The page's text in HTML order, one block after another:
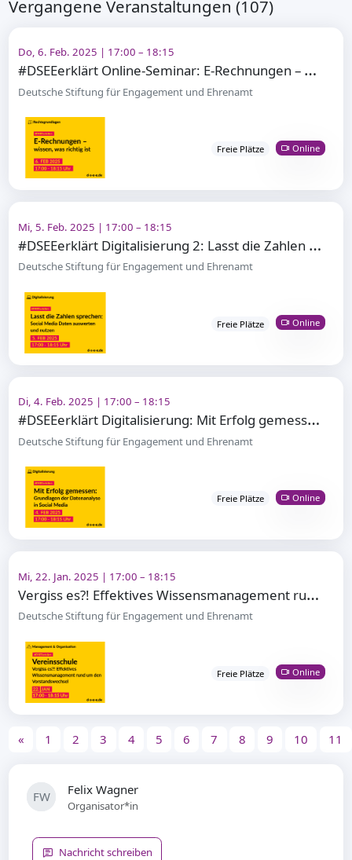
Vergangene Veranstaltungen (107)
Do, 6. Feb. 2025 | 17:00 – 18:15
#
DSEEerklärt Online-Seminar: E-Rechnungen – wissen, was richtig ist / Termin 2
Deutsche Stiftung für Engagement und Ehrenamt
Freie Plätze Online
Mi, 5. Feb. 2025 | 17:00 – 18:15
#
DSEEerklärt Digitalisierung 2: Lasst die Zahlen sprechen – Social Media Daten auswerten und nutzen
Deutsche Stiftung für Engagement und Ehrenamt
Freie Plätze Online
Di, 4. Feb. 2025 | 17:00 – 18:15
#
DSEEerklärt Digitalisierung: Mit Erfolg gemessen – Grundlagen der Datenanalyse in Social Media
Deutsche Stiftung für Engagement und Ehrenamt
Freie Plätze Online
Mi, 22. Jan. 2025 | 17:00 – 18:15
V
ergiss es?! Effektives Wissensmanagement rund um den Vorstandswechsel
Deutsche Stiftung für Engagement und Ehrenamt
Freie Plätze Online
« 1 2 3 4 5 6 7 8 9 10 11
FW Felix Wagner
Organisator*in
Nachricht schreiben